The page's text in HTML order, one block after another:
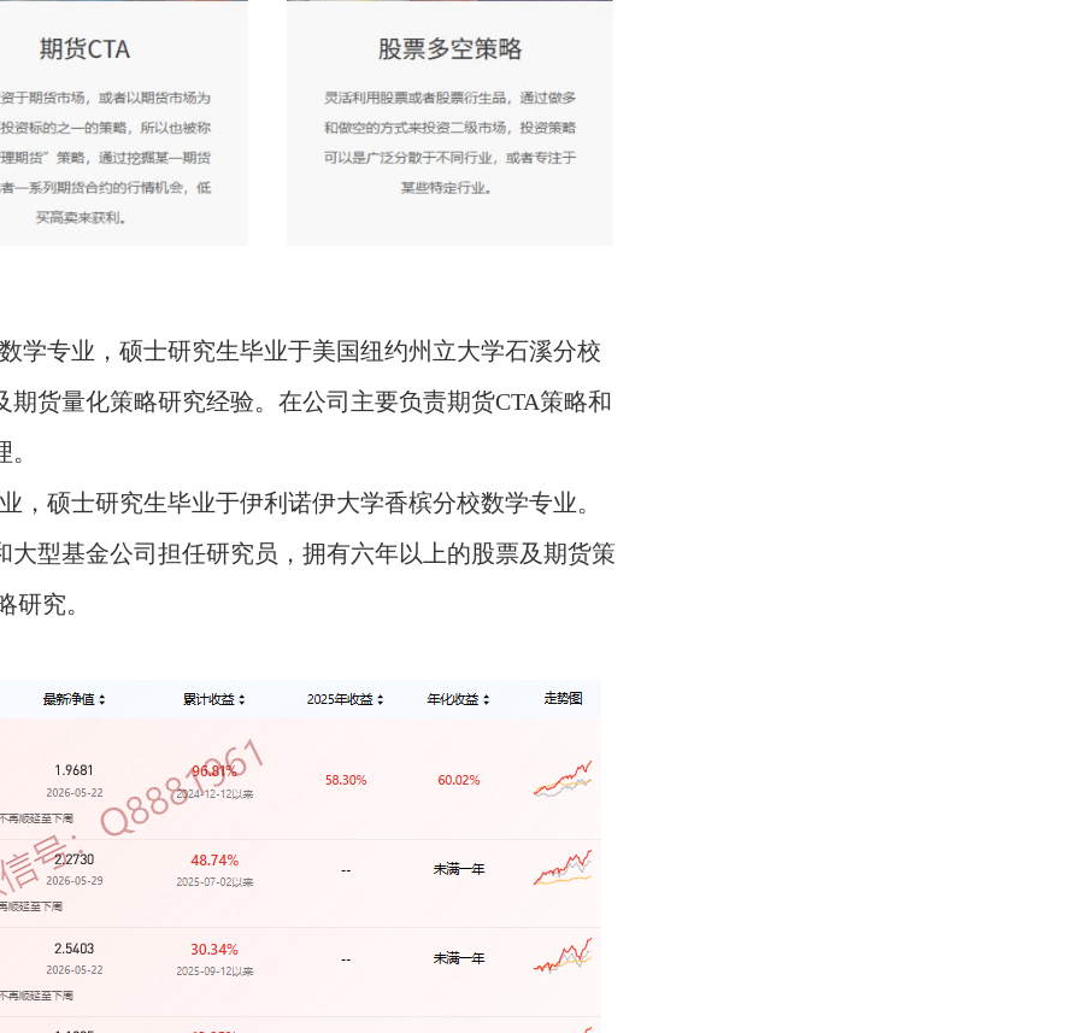
学专业，硕士研究生毕业于美国纽约州立大学石溪分校
货量化策略研究经验。在公司主要负责期货CTA策略和
，硕士研究生毕业于伊利诺伊大学香槟分校数学专业。
型基金公司担任研究员，拥有六年以上的股票及期货策
研究。